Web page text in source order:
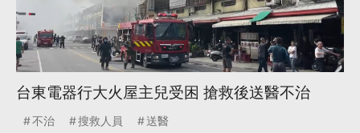
台東電器行大火屋主兒受困 搶救後送醫不治
不治 搜救人員 送醫